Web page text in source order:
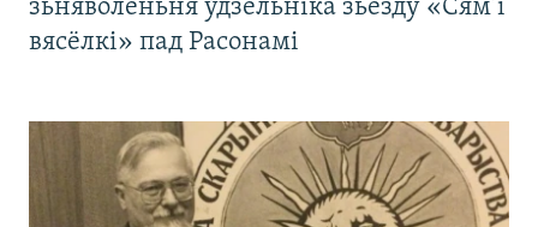
зьняволеньня ўдзельніка зьезду «Сям’і
вясёлкі» пад Расонамі